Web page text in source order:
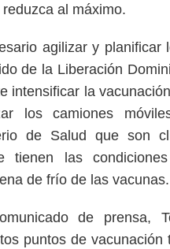
al máximo.
agilizar y planificar
de la Liberación
intensificar la
los camiones
de Salud que son
tienen las
de frío de las vacunas.
de prensa,
puntos de vacunación